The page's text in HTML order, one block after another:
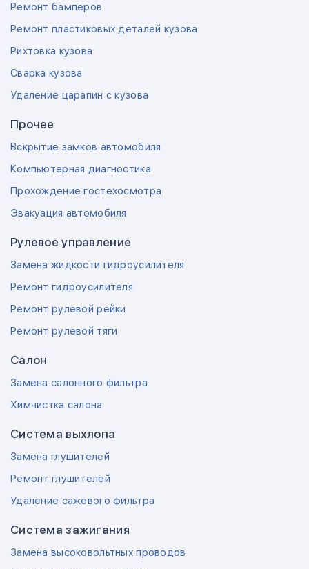
Ремонт бамперов
Ремонт пластиковых деталей кузова
Рихтовка кузова
Сварка кузова
Удаление царапин с кузова
Прочее
Вскрытие замков автомобиля
Компьютерная диагностика
Прохождение гостехосмотра
Эвакуация автомобиля
Рулевое управление
Замена жидкости гидроусилителя
Ремонт гидроусилителя
Ремонт рулевой рейки
Ремонт рулевой тяги
Салон
Замена салонного фильтра
Химчистка салона
Система выхлопа
Замена глушителей
Ремонт глушителей
Удаление сажевого фильтра
Система зажигания
Замена высоковольтных проводов